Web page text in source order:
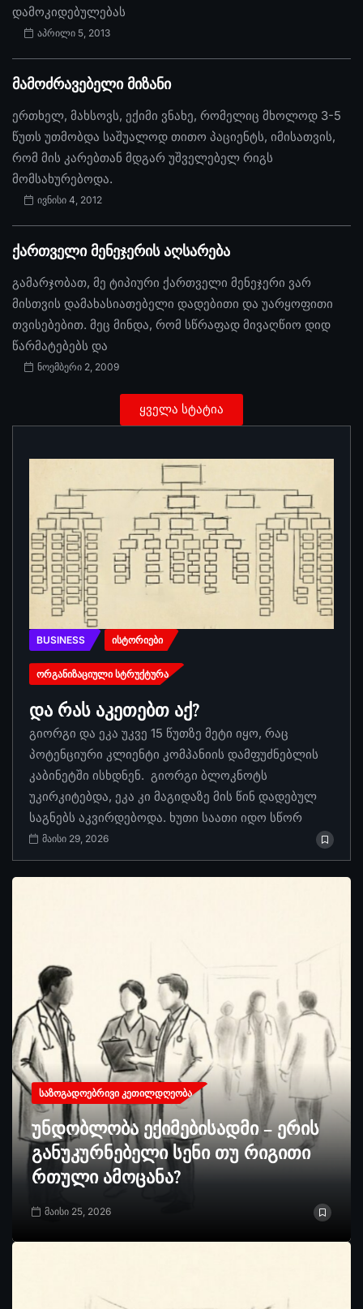
დამოკიდებულებას
აპრილი 5, 2013
მამოძრავებელი მიზანი
ერთხელ, მახსოვს, ექიმი ვნახე, რომელიც მხოლოდ 3-5
წუთს უთმობდა საშუალოდ თითო პაციენტს, იმისათვის,
რომ მის კარებთან მდგარ უშველებელ რიგს
მომსახურებოდა.
ივნისი 4, 2012
ქართველი მენეჯერის აღსარება
გამარჯობათ, მე ტიპიური ქართველი მენეჯერი ვარ
მისთვის დამახასიათებელი დადებითი და უარყოფითი
თვისებებით. მეც მინდა, რომ სწრაფად მივაღწიო დიდ
წარმატებებს და
ნოემბერი 2, 2009
ყველა სტატია
BUSINESS ᲘᲡᲢᲝᲠᲘᲔᲑᲘ
ᲝᲠᲒᲐᲜᲘᲖᲐᲪᲘᲣᲚᲘ ᲡᲢᲠᲣᲥᲢᲣᲠᲐ
და რას აკეთებთ აქ?
გიორგი და ეკა უკვე 15 წუთზე მეტი იყო, რაც
პოტენციური კლიენტი კომპანიის დამფუძნებლის
კაბინეტში ისხდნენ. გიორგი ბლოკნოტს
უკირკიტებდა, ეკა კი მაგიდაზე მის წინ დადებულ
საგნებს აკვირდებოდა. ხუთი საათი იდო სწორ
მაისი 29, 2026
ᲡᲐᲖᲝᲒᲐᲓᲝᲔᲑᲠᲘᲕᲘ ᲙᲔᲗᲘᲚᲓᲦᲔᲝᲑᲐ
უნდობლობა ექიმებისადმი – ერის
განუკურნებელი სენი თუ რიგითი
რთული ამოცანა?
მაისი 25, 2026